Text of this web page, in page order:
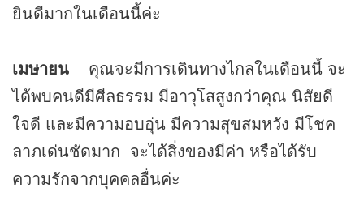
ยินดีมากในเดือนนี้ค่ะ
เมษายน
คุณจะมีการเดินทางไกลในเดือนนี้ จะ
ได้พบคนดีมีศีลธรรม มีอาวุโสสูงกว่าคุณ นิสัยดี
ใจดี และมีความอบอุ่น มีความสุขสมหวัง มีโชค
ลาภเด่นชัดมาก จะได้สิ่งของมีค่า หรือได้รับ
ความรักจากบุคคลอื่นค่ะ